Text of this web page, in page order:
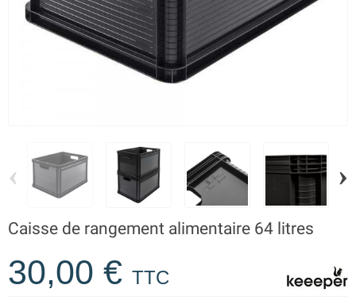
‹ ›
Caisse de rangement alimentaire 64 litres
30,00 € TTC